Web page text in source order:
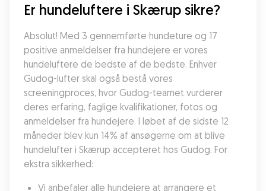
Er hundeluftere i Skærup sikre?
Absolut! Med 3 gennemførte hundeture og 17
positive anmeldelser fra hundejere er vores
hundeluftere de bedste af de bedste. Enhver
Gudog-lufter skal også bestå vores
screeningproces, hvor Gudog-teamet vurderer
deres erfaring, faglige kvalifikationer, fotos og
anmeldelser fra hundejere. I løbet af de sidste 12
måneder blev kun 14% af ansøgerne om at blive
hundelufter i Skærup accepteret hos Gudog. For
ekstra sikkerhed:
Vi anbefaler alle hundejere at arrangere et